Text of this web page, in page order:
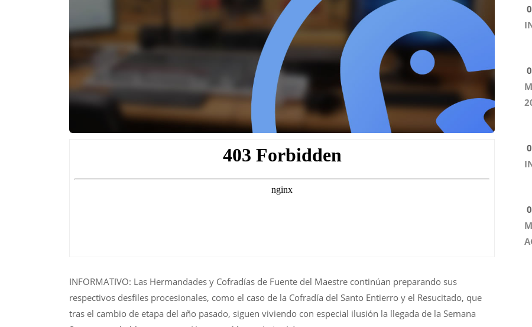
INFORMATIVO: Las Hermandades y Cofradías de Fuente del Maestre continúan preparando sus
respectivos desfiles procesionales, como el caso de la Cofradía del Santo Entierro y el Resucitado, que
tras el cambio de etapa del año pasado, siguen viviendo con especial ilusión la llegada de la Semana